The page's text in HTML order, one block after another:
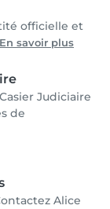
officielle et
En savoir plus
Judiciaire
de
Alice